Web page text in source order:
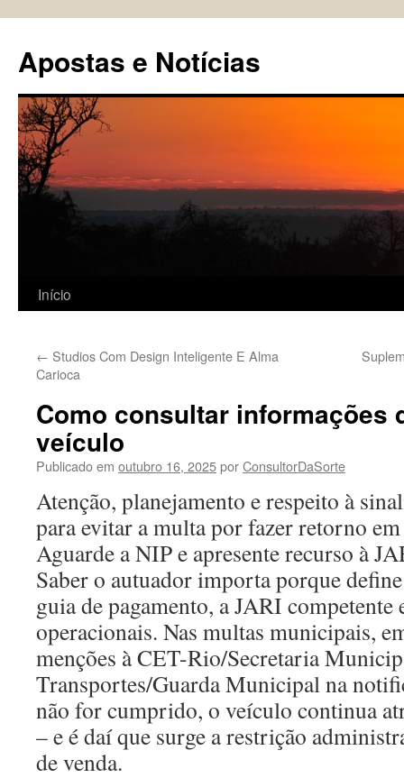
conteúdo
Apostas e Notícias
Início
← Studios Com Design Inteligente E Alma
Carioca
Como consultar informações
veículo
Publicado em outubro 16, 2025porConsultorDaSorte
Atenção, planejamento e respeito à
para evitar a multa por fazer retorno
Aguarde a NIP e apresente recurso à
Saber o autuador importa porque
guia de pagamento, a JARI competente
operacionais. Nas multas municipais,
menções à CET-Rio/Secretaria
Transportes/Guarda Municipal na
não for cumprido, o veículo continua
– e é daí que surge a restrição
de venda.